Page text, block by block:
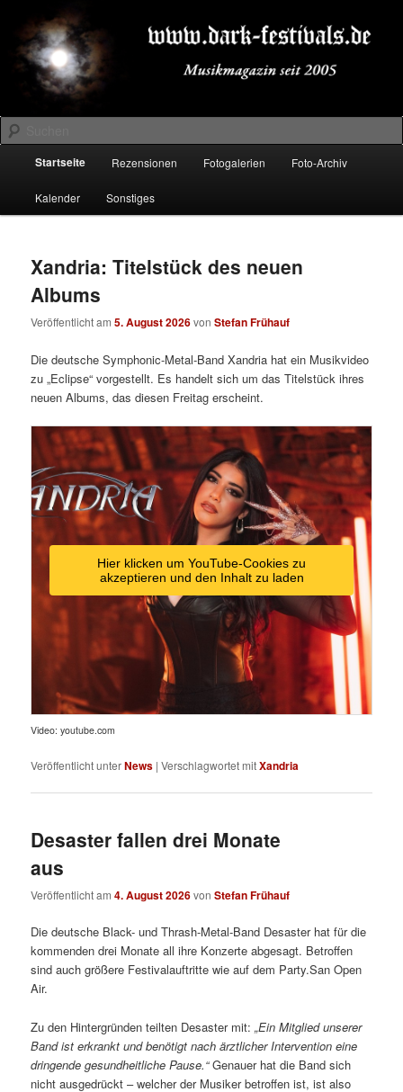
primären
Inhalt
springen
sekundären
Inhalt
springenDARK-FESTIVALS.DE
Suchen
HauptmenüStartseite Rezensionen Fotogalerien Foto-Archiv
Kalender Sonstiges
Xandria: Titelstück des neuen
Albums
Veröffentlicht am5. August 2026vonStefan Frühauf
Die deutsche Symphonic-Metal-Band Xandria hat ein Musikvideo
zu „Eclipse“ vorgestellt. Es handelt sich um das Titelstück ihres
neuen Albums, das diesen Freitag erscheint.
Hier klicken um YouTube-Cookies zu
akzeptieren und den Inhalt zu laden
Video: youtube.com
Veröffentlicht unterNews |Verschlagwortet mitXandria
Desaster fallen drei Monate
aus
Veröffentlicht am4. August 2026vonStefan Frühauf
Die deutsche Black- und Thrash-Metal-Band Desaster hat für die
kommenden drei Monate all ihre Konzerte abgesagt. Betroffen
sind auch größere Festivalauftritte wie auf dem Party.San Open
Air.
Zu den Hintergründen teilten Desaster mit:„Ein Mitglied unserer
Band ist erkrankt und benötigt nach ärztlicher Intervention eine
dringende gesundheitliche Pause.“Genauer hat die Band sich
nicht ausgedrückt – welcher der Musiker betroffen ist, ist also